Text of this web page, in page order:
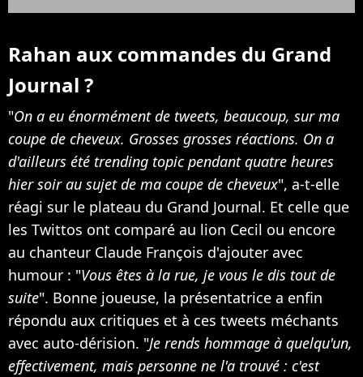
Rahan aux commandes du Grand
Journal ?
"On a eu énormément de tweets, beaucoup, sur ma
coupe de cheveux. Grosses grosses réactions. On a
d'ailleurs été trending topic pendant quatre heures
hier soir au sujet de ma coupe de cheveux", a-t-elle
réagi sur le plateau du Grand Journal. Et celle que
les Twittos ont comparé au lion Cecil ou encore
au chanteur Claude François d'ajouter avec
humour : "Vous êtes à la rue, je vous le dis tout de
suite". Bonne joueuse, la présentatrice a enfin
répondu aux critiques et à ces tweets méchants
avec auto-dérision. "Je rends hommage à quelqu'un,
effectivement, mais personne ne l'a trouvé : c'est